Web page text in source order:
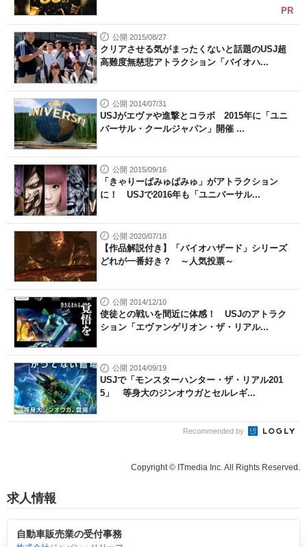
PR
公開 2015/08/27
クリアさせる気がまったくないと話題のUSJ超
高難度無慈悲アトラクション「バイオハ...
公開 2014/07/31
USJがエヴァや進撃とコラボ 2015年に「ユニ
バーサル・クールジャパン」開催 ...
公開 2015/09/16
「きゃりーぱみゅぱみゅ」がアトラクション
に！ USJで2016年も「ユニバーサル...
公開 2020/07/18
【作品解説付き】「バイオハザード」シリーズ
どれが一番好き？ ～人気投票～
公開 2014/12/10
使徒との戦いを間近に体感！ USJのアトラク
ション「エヴァンゲリオン・ザ・リアル...
公開 2014/09/19
USJで「モンスターハンター・ザ・リアル201
5」 等身大のジンオウガとセルレギ...
Recommended by
Copyright © ITmedia Inc. All Rights Reserved.
求人情報
自動車販売業の受付事務